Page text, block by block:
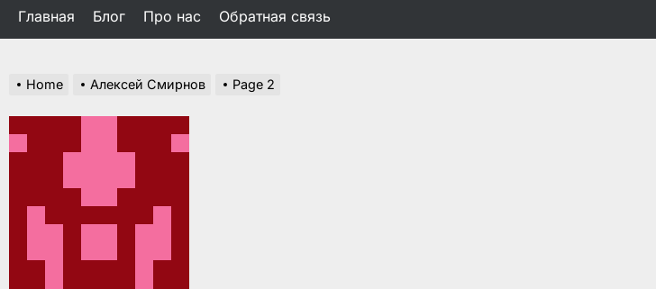
Главная Блог Про нас Обратная связь
Home Алексей Смирнов Page 2